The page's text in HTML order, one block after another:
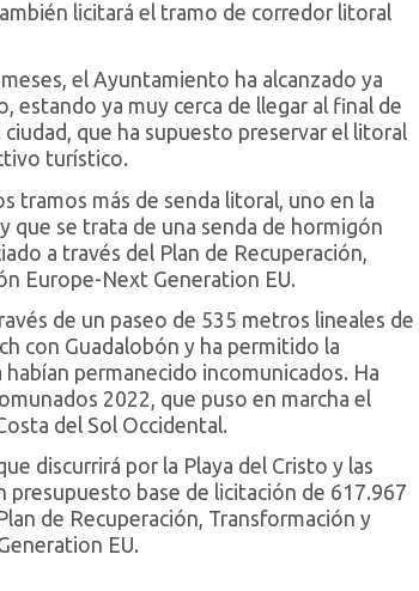
licitará el tramo de corredor litoral
el Ayuntamiento ha alcanzado ya
ya muy cerca de llegar al final de
que ha supuesto preservar el litoral
turístico.
tramos más de senda litoral, uno en la
que se trata de una senda de hormigón
a través del Plan de Recuperación,
Europe-Next Generation EU.
de un paseo de 535 metros lineales de
con Guadalobón y ha permitido la
permanecido incomunicados. Ha
2022, que puso en marcha el
del Sol Occidental.
discurrirá por la Playa del Cristo y las
presupuesto base de licitación de 617.967
de Recuperación, Transformación y
EU.